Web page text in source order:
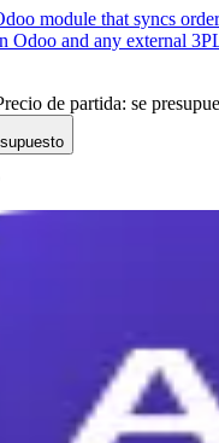
module that syncs
Odoo and any external
de partida: se